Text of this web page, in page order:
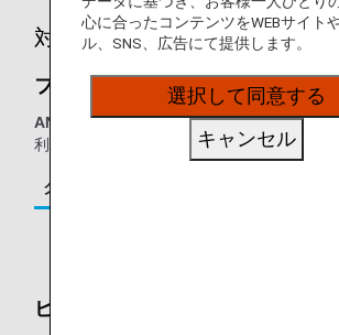
対象のお客様
ファーストクラス シルバークリス
ANAグループ運航便（エアージャパン(NQ)
利用の、以下に該当するお客様が対象となり
クラス／ステイタス
ビジネスクラス シルバークリスラ
心に合ったコンテンツをWEBサイト
ル、SNS、広告にて提供します。
選択して同意する
キャンセル